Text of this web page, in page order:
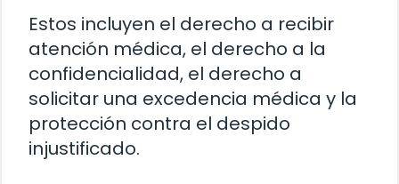
Estos incluyen el derecho a recibir
atención médica, el derecho a la
confidencialidad, el derecho a
solicitar una excedencia médica y la
protección contra el despido
injustificado.